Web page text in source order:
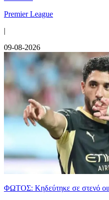
Premier League
|
09-08-2026
ΦΩΤΟΣ: Κηδεύτηκε σε στενό